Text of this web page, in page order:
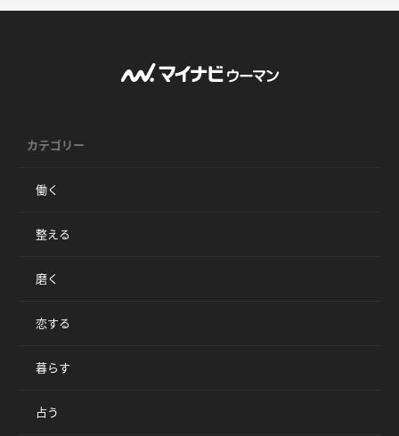
カテゴリー
働く
整える
磨く
恋する
暮らす
占う